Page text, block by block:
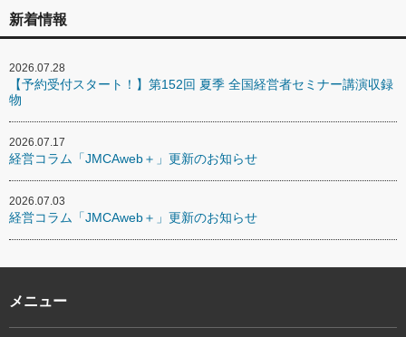
新着情報
2026.07.28
【予約受付スタート！】第152回 夏季 全国経営者セミナー講演収録
物
2026.07.17
経営コラム「JMCAweb＋」更新のお知らせ
2026.07.03
経営コラム「JMCAweb＋」更新のお知らせ
メニュー